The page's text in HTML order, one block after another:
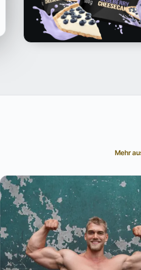
Mehr